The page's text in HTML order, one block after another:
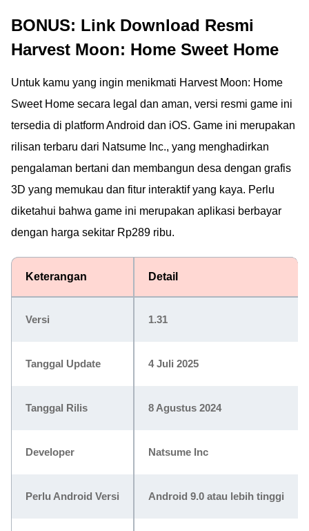
BONUS: Link Download Resmi
Harvest Moon: Home Sweet Home
Untuk kamu yang ingin menikmati Harvest Moon: Home
Sweet Home secara legal dan aman, versi resmi game ini
tersedia di platform Android dan iOS. Game ini merupakan
rilisan terbaru dari Natsume Inc., yang menghadirkan
pengalaman bertani dan membangun desa dengan grafis
3D yang memukau dan fitur interaktif yang kaya. Perlu
diketahui bahwa game ini merupakan aplikasi berbayar
dengan harga sekitar Rp289 ribu.
Keterangan Detail
Versi 1.31
Tanggal Update 4 Juli 2025
Tanggal Rilis 8 Agustus 2024
Developer Natsume Inc
Perlu Android Versi Android 9.0 atau lebih tinggi